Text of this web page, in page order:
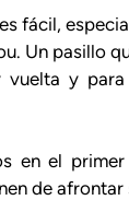
fácil,
Un pasillo
vuelta y
en el
de afrontar